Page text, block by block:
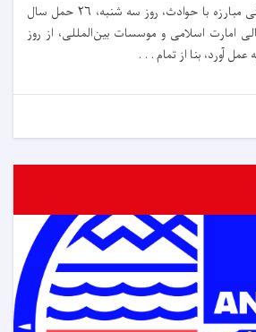
قرار است اداره ملی آمادگی مبارزه با حوادث،‌ روز سه شنبه، ۲۶ حمل سال
امارت اسلامی و موسسات بین‌المللی، از روز
آورد، بنا از تمام . . .